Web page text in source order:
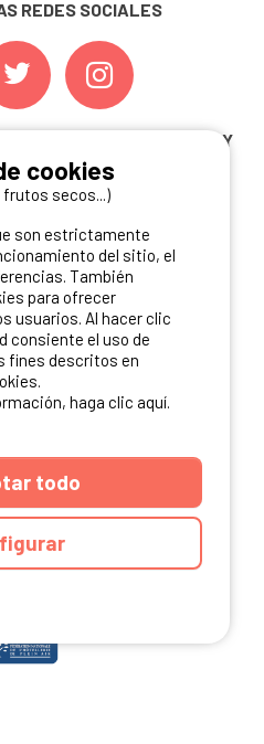
REDES SOCIALES
OFERTAS, CONCURSOS Y
A NUESTRA
PARTNERS
cookies
secos...)
son estrictamente
del sitio, el
También
para ofrecer
usuarios. Al hacer clic
consiente el uso de
fines descritos en
haga clic aquí.
todo